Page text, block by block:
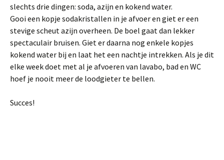
slechts drie dingen: soda, azijn en kokend water.
Gooi een kopje sodakristallen in je afvoer en giet er een
stevige scheut azijn overheen. De boel gaat dan lekker
spectaculair bruisen. Giet er daarna nog enkele kopjes
kokend water bij en laat het een nachtje intrekken. Als je dit
elke week doet met al je afvoeren van lavabo, bad en WC
hoef je nooit meer de loodgieter te bellen.
Succes!